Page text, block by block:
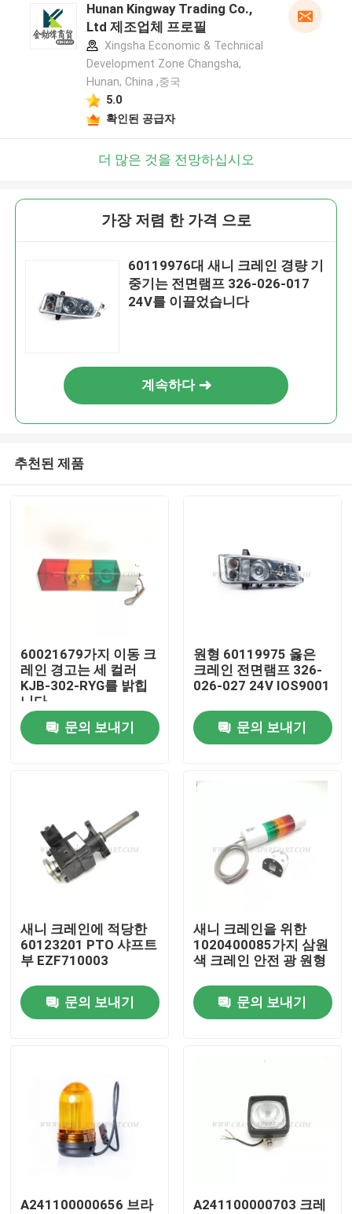
회사 소개
품질 관리
연락처
견적 요청
크레인 예비품
크레인 전기 부품
Hunan Kingway Trading Co.,
Ltd 제조업체 프로필
Xingsha Economic & Technical
Development Zone Changsha,
Hunan, China ,중국
5.0
확인된 공급자
더 많은 것을 전망하십시오
가장 저렴 한 가격 으로
60119976대 새니 크레인 경량 기
중기는 전면램프 326-026-017
24V를 이끌었습니다
계속하다
추천된 제품
60021679가지 이동 크
레인 경고는 세 컬러
KJB-302-RYG를 밝힙
니다
문의 보내기
원형 60119975 옳은
크레인 전면램프 326-
026-027 24V IOS9001
문의 보내기
새니 크레인에 적당한
60123201 PTO 샤프트
부 EZF710003
문의 보내기
새니 크레인을 위한
1020400085가지 삼원
색 크레인 안전 광 원형
문의 보내기
A241100000656 브라
A241100000703 크레